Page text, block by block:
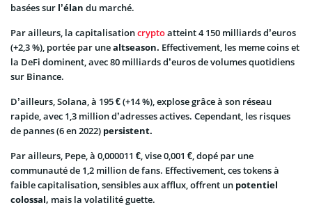
basées sur l’élan du marché.
Par ailleurs, la capitalisationcryptoatteint 4 150 milliards d’euros
(+2,3 %), portée par unealtseason. Effectivement, les meme coins et
la DeFi dominent, avec 80 milliards d’euros de volumes quotidiens
sur Binance.
D’ailleurs, Solana, à 195 € (+14 %), explose grâce à son réseau
rapide, avec 1,3 million d’adresses actives. Cependant, les risques
de pannes (6 en 2022) persistent.
Par ailleurs, Pepe, à 0,000011 €, vise 0,001 €, dopé par une
communauté de 1,2 million de fans. Effectivement, ces tokens à
faible capitalisation, sensibles aux afflux, offrent un potentiel
colossal, mais la volatilité guette.